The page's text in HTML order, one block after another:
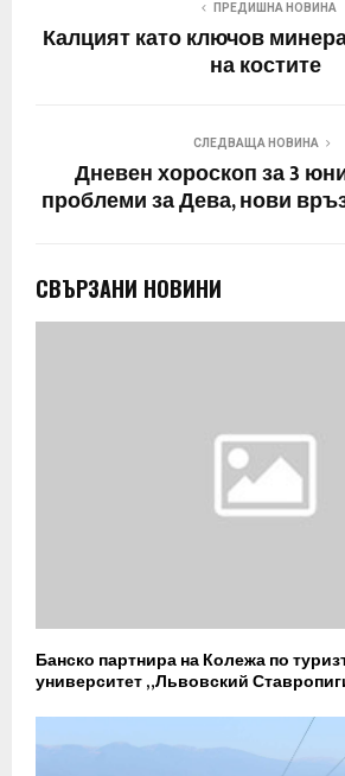
ПРЕДИШНА НОВИНА
Калцият като ключов
на костите
СЛЕДВАЩА НОВИНА
Дневен хороскоп за 3
проблеми за Дева, нови
СВЪРЗАНИ НОВИНИ
Банско партнира на Колежа по
университет „Львовский